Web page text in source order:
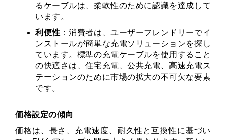
るケーブルは、柔軟性のために認識を達成して
います。
利便性 ：消費者は、ユーザーフレンドリーでイ
ンストールが簡単な充電ソリューションを探し
ています。標準の充電ケーブルを使用すること
の快適さは、住宅充電、公共充電、高速充電ス
テーションのために市場の拡大の不可欠な要素
です。
価格設定の傾向
価格は、長さ、充電速度、耐久性と互換性に基づい